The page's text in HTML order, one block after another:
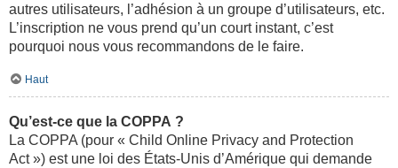
autres utilisateurs, l’adhésion à un groupe d’utilisateurs, etc.
L’inscription ne vous prend qu’un court instant, c’est
pourquoi nous vous recommandons de le faire.
Haut
Qu’est-ce que la COPPA ?
La COPPA (pour « Child Online Privacy and Protection
Act ») est une loi des États-Unis d’Amérique qui demande